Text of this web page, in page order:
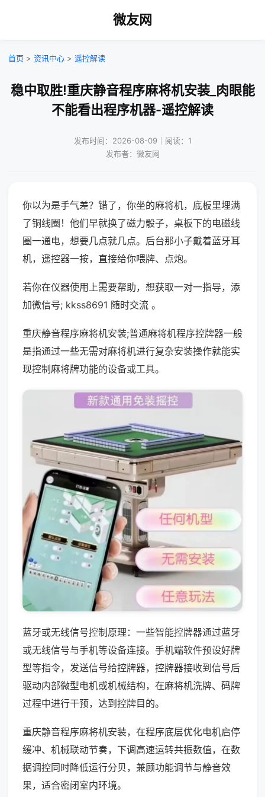
微友网
首页 > 资讯中心 > 遥控解读
稳中取胜!重庆静音程序麻将机安装_肉眼能
不能看出程序机器-遥控解读
发布时间：2026-08-09｜阅读：1
发布者：微友网
你以为是手气差？错了，你坐的麻将机，底板里埋满
了铜线圈！他们早就换了磁力骰子，桌板下的电磁线
圈一通电，想要几点就几点。后台那小子戴着蓝牙耳
机，遥控器一按，直接给你喂牌、点炮。
若你在仪器使用上需要帮助，想获取一对一指导，添
加微信号; kkss8691 随时交流 。
重庆静音程序麻将机安装;普通麻将机程序控牌器一般
是指通过一些无需对麻将机进行复杂安装操作就能实
现控制麻将牌功能的设备或工具。
蓝牙或无线信号控制原理：一些智能控牌器通过蓝牙
或无线信号与手机等设备连接。手机端软件预设好牌
型等指令，发送信号给控牌器，控牌器接收到信号后
驱动内部微型电机或机械结构，在麻将机洗牌、码牌
过程中进行干预，达到控牌目的。
重庆静音程序麻将机安装，在程序底层优化电机启停
缓冲、机械联动节奏，下调高速运转共振数值，在数
据调控同时降低运行分贝，兼顾功能调节与静音效
果，适合密闭室内环境。